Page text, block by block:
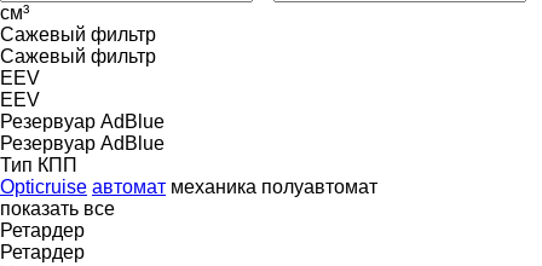
см³
Сажевый фильтр
Сажевый фильтр
EEV
EEV
Резервуар AdBlue
Резервуар AdBlue
Тип КПП
Opticruise автомат механика полуавтомат
показать все
Ретардер
Ретардер